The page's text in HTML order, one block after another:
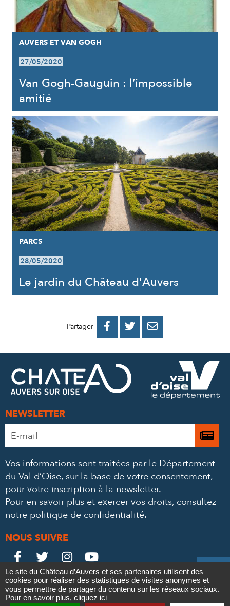
Contact
AUVERS ET VAN GOGH
27/05/2020
Van Gogh-Gauguin : l’impossible
amitié
PARCS
28/05/2020
Le jardin du Château d'Auvers
Partager 
PARTAGER
FACEBOOK
PARTAGER
PARTAGER
MAIL
NEWSLETTER
Adresse
e-
*
Je
à
Vos informations sont traitées par le Département
du Val d’Oise, sur la base de votre consentement,
pour votre inscription à la newsletter.
Pour en savoir plus et exercer vos droits, consultez
notre politique de confidentialité.
NOUS SUIVRE
Le
Château
sur

Le
Château
sur

Le
Château
sur

Le
Château
sur

Mentions légales Politique de confidentialité
Crédits
Partenaires & Mécènes
Recrutement
Le site du Château d’Auvers et ses partenaires utilisent des
cookies pour réaliser des statistiques de visites anonymes et
vous permettre de partager du contenu sur les réseaux sociaux.
Pour en savoir plus, cliquez ici